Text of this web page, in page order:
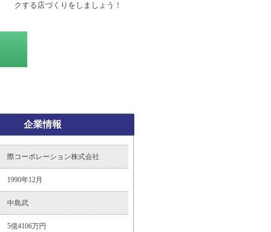
クする店づくりをしましょう！
企業情報
際コーポレーション株式会社
1990年12月
中島武
5億4106万円